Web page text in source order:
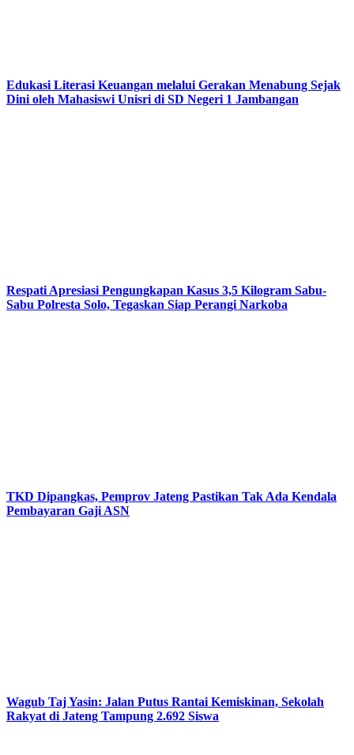
Edukasi Literasi Keuangan melalui Gerakan Menabung Sejak
Dini oleh Mahasiswi Unisri di SD Negeri 1 Jambangan
Respati Apresiasi Pengungkapan Kasus 3,5 Kilogram Sabu-
Sabu Polresta Solo, Tegaskan Siap Perangi Narkoba
TKD Dipangkas, Pemprov Jateng Pastikan Tak Ada Kendala
Pembayaran Gaji ASN
Wagub Taj Yasin: Jalan Putus Rantai Kemiskinan, Sekolah
Rakyat di Jateng Tampung 2.692 Siswa